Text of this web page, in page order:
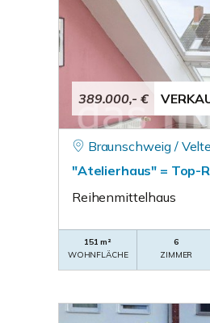
389.000,- €
Braunschweig /
"Atelierhaus" = Top-
Reihenmittelhaus
151 m²
WOHNFLÄCHE
6
ZIMMER